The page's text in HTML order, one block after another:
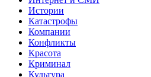
Истории
Катастрофы
Компании
Конфликты
Красота
Криминал
Культура